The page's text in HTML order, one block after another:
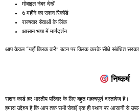
मोबाइल नंबर देखें
6 महीने का राशन रिकॉर्ड
राज्यवार सेवाओं के लिंक
आसान भाषा में मार्गदर्शन
आप केवल “यहाँ क्लिक करें” बटन पर क्लिक करके सीधे संबंधित
निष्कर्ष
राशन कार्ड हर भारतीय परिवार के लिए बहुत महत्वपूर्ण दस्तावेज़ है।
हमारा उद्देश्य है कि आप तक सभी सेवाएँ एक ही स्थान पर आसानी से